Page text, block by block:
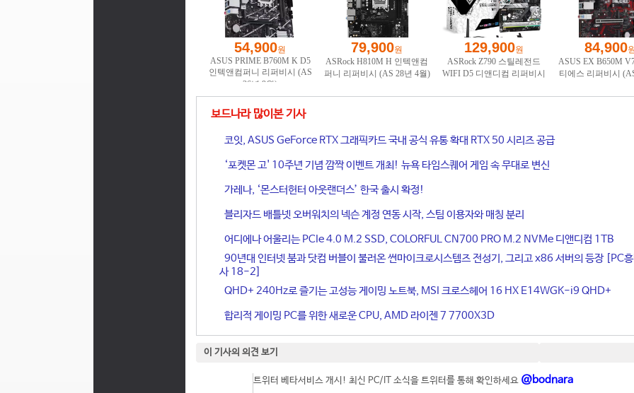
보드나라 많이본 기사
코잇, ASUS GeForce RTX 그래픽카드 국내 공식 유통 확대 RTX 50 시리즈 공급
‘포켓몬 고' 10주년 기념 깜짝 이벤트 개최! 뉴욕 타임스퀘어 게임 속 무대로 변신
가레나, ‘몬스터헌터 아웃랜더스’ 한국 출시 확정!
블리자드 배틀넷 오버워치의 넥슨 계정 연동 시작, 스팀 이용자와 매칭 분리
어디에나 어울리는 PCIe 4.0 M.2 SSD, COLORFUL CN700 PRO M.2 NVMe 디앤디컴 1TB
90년대 인터넷 붐과 닷컴 버블이 불러온 썬마이크로시스템즈 전성기, 그리고 x86 서버의 등장 [PC
사 18-2]
QHD+ 240Hz로 즐기는 고성능 게이밍 노트북, MSI 크로스헤어 16 HX E14WGK-i9 QHD+
합리적 게이밍 PC를 위한 새로운 CPU, AMD 라이젠 7 7700X3D
이 기사의 의견 보기
트위터 베타서비스 개시! 최신 PC/IT 소식을 트위터를 통해 확인하세요 @bodnara